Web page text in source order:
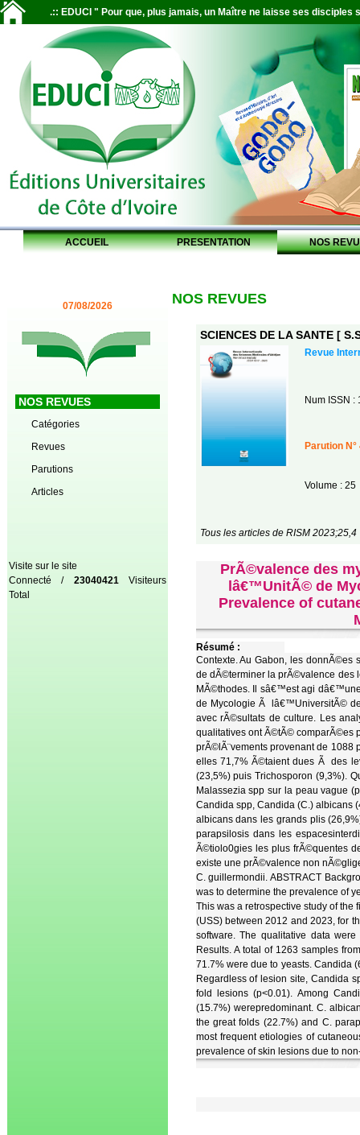
.:: EDUCI " Pour que, plus jamais, un Maître ne laisse ses disciples
ACCUEIL PRESENTATION NOS
07/08/2026
NOS REVUES
Catégories
Revues
Parutions
Articles
Visite sur le site
Connecté / 23040421Visiteurs
Total
NOS REVUES
SCIENCES DE LA SANTE [
Revue
Num ISSN :
Parution N°
Volume : 25
Tous les articles de RISM 2023;25,4
PrÃ©valence des
lâ€™UnitÃ© de
Prevalence of
Résumé :
Contexte. Au Gabon, les donnÃ©es
de dÃ©terminer la prÃ©valence des
MÃ©thodes. Il sâ€™est agi
de Mycologie Ã lâ€™UniversitÃ©
avec rÃ©sultats de culture. Les
qualitatives ont Ã©tÃ© comparÃ©es
prÃ©lÃ¨vements provenant de
elles 71,7% Ã©taient dues Ã des
(23,5%) puis Trichosporon (9,3%).
Malassezia spp sur la peau vague
Candida spp, Candida (C.) albicans
albicans dans les grands plis
parapsilosis dans les
Ã©tiolo0gies les plus frÃ©quentes
existe une prÃ©valence non
C. guillermondii. ABSTRACT
was to determine the prevalence of
This was a retrospective study of
(USS) between 2012 and 2023, for
software. The qualitative data
Results. A total of 1263 samples
71.7% were due to yeasts. Candida
Regardless of lesion site, Candida
fold lesions (p<0.01). Among
(15.7%) werepredominant. C.
the great folds (22.7%) and C.
most frequent etiologies of
prevalence of skin lesions due to